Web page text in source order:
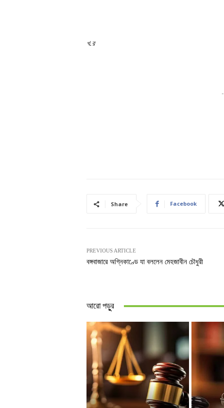
খ.র
Share Facebook
PREVIOUS ARTICLE
বঙ্গবাজারে অগ্নিকাণ্ডে যা বললেন মেহজাবীন চৌধুরী
আরো পড়ুুর